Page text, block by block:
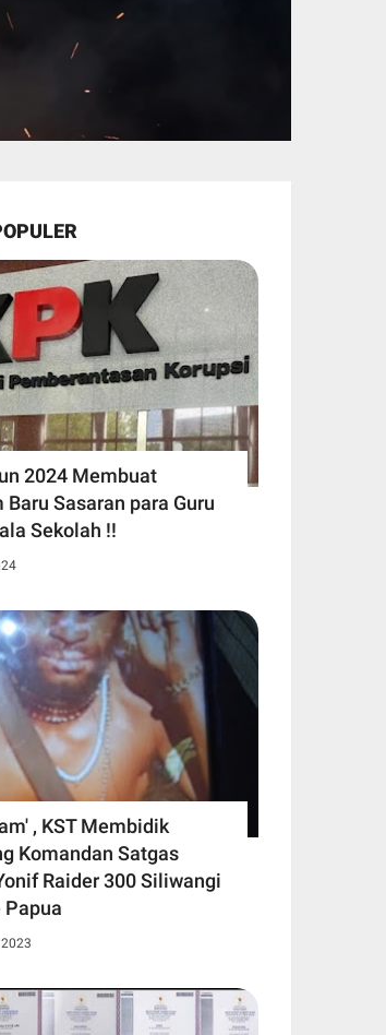
2024 Membuat
Baru Sasaran para Guru
Sekolah !!
, KST Membidik
Komandan Satgas
Raider 300 Siliwangi
Papua